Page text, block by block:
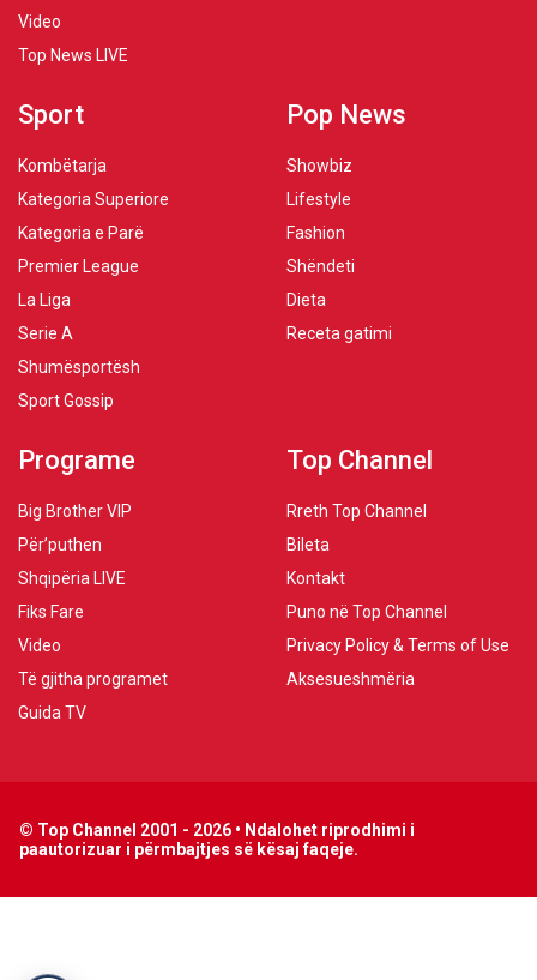
Video
Top News LIVE
Sport
Kombëtarja
Kategoria Superiore
Kategoria e Parë
Premier League
La Liga
Serie A
Shumësportësh
Sport Gossip
Pop News
Showbiz
Lifestyle
Fashion
Shëndeti
Dieta
Receta gatimi
Programe
Big Brother VIP
Për’puthen
Shqipëria LIVE
Fiks Fare
Video
Të gjitha programet
Guida TV
Top Channel
Rreth Top Channel
Bileta
Kontakt
Puno në Top Channel
Privacy Policy & Terms of Use
Aksesueshmëria
© Top Channel 2001 - 2026 • Ndalohet riprodhimi i
paautorizuar i përmbajtjes së kësaj faqeje.